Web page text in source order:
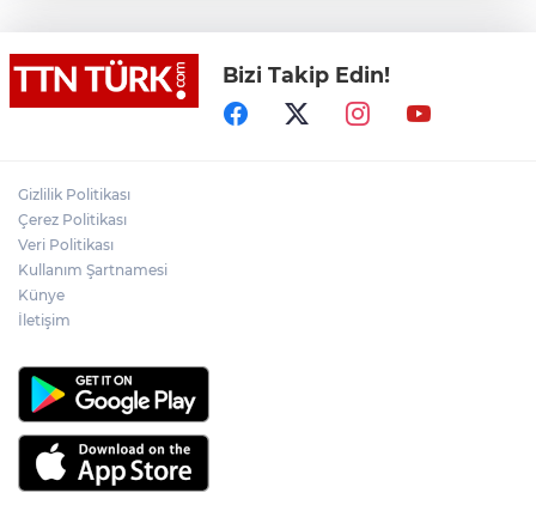
Suikast timinin son firarisinin kaçışı bitti,
yargı başladı
Bizi Takip Edin!
Gizlilik Politikası
Çerez Politikası
Veri Politikası
Kullanım Şartnamesi
Künye
İletişim